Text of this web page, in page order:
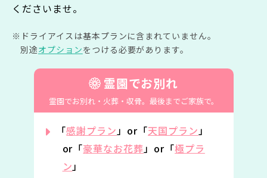
くださいませ。
ドライアイスは基本プランに含まれていません。
別途オプションをつける必要があります。
霊園でお別れ
霊園でお別れ・火葬・収骨。 最後までご家族で。
「感謝プラン 」or「天国プラン 」
or「豪華なお花葬 」or「極プラ
ン 」